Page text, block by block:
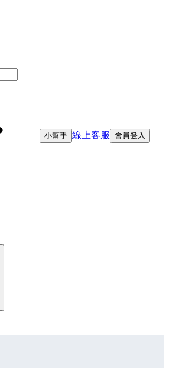
小幫手 線上客服 會員登入